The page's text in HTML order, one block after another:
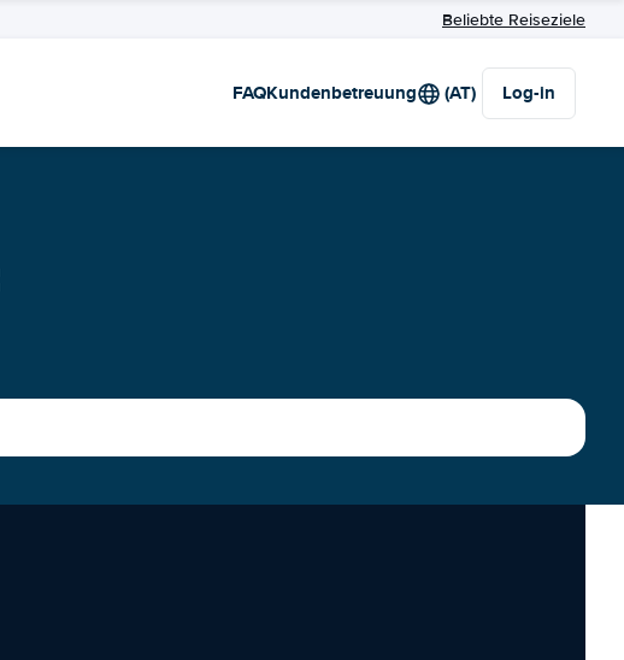
Beliebte Reiseziele
FAQKundenbetreuung (AT) Log-in